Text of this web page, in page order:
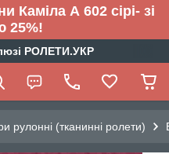
Каміла А 602 сірі- зі
25%!
РОЛЕТИ.УКР
рулонні (тканинні ролети)